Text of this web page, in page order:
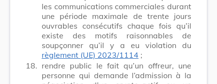
les communications commerciales durant
une période maximale de trente jours
ouvrables consécutifs chaque fois qu’il
existe des motifs raisonnables de
soupçonner qu’il y a eu violation du
règlement (UE) 2023/1114 ;
18. rendre public le fait qu’un offreur, une
personne qui demande l’admission à la